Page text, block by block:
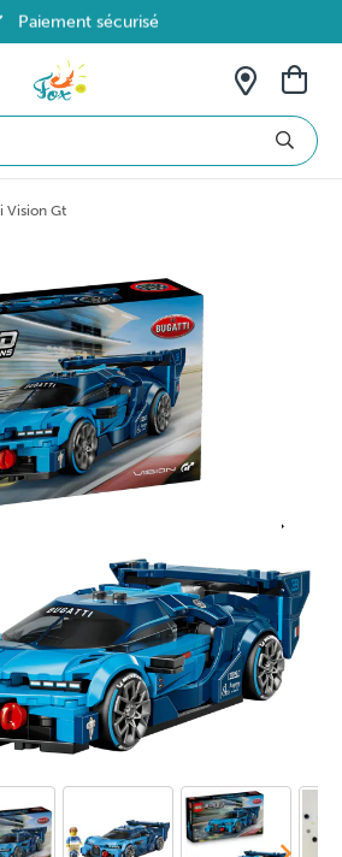
Paiement sécurisé
offerte dès 69€ en Belgique
Vision Gt